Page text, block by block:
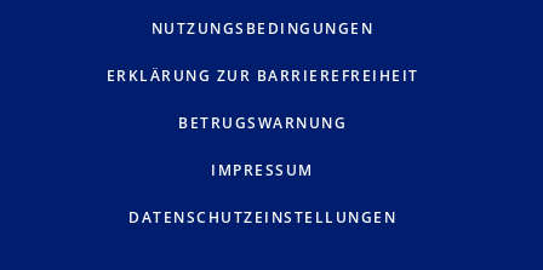
NUTZUNGSBEDINGUNGEN
ERKLÄRUNG ZUR BARRIEREFREIHEIT
BETRUGSWARNUNG
IMPRESSUM
DATENSCHUTZEINSTELLUNGEN